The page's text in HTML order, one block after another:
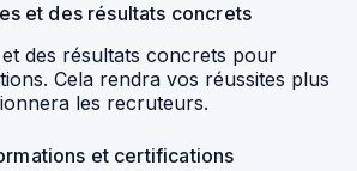
et des résultats concrets
des résultats concrets pour
Cela rendra vos réussites plus
les recruteurs.
et certifications